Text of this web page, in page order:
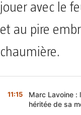
jouer avec le
et au pire
chaumière.
Les
émaillé les
11:15
Marc Lavoine :
héritée de sa